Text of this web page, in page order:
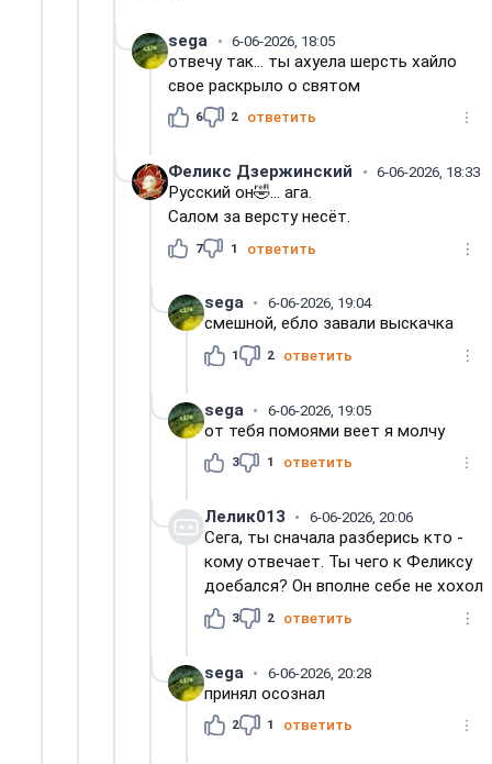
sega 6-06-2026, 18:05
отвечу так... ты ахуела шерсть хайло
свое раскрыло о святом
6 2 ответить
Феликс Дзержинский 6-06-2026, 18:33
Русский он🤣... ага.
Салом за версту несёт.
7 1 ответить
sega 6-06-2026, 19:04
смешной, ебло завали выскачка
1 2 ответить
sega 6-06-2026, 19:05
от тебя помоями веет я молчу
3 1 ответить
Лелик013 6-06-2026, 20:06
Сега, ты сначала разберись кто -
кому отвечает. Ты чего к Феликсу
доебался? Он вполне себе не хохол
3 2 ответить
sega 6-06-2026, 20:28
принял осознал
2 1 ответить